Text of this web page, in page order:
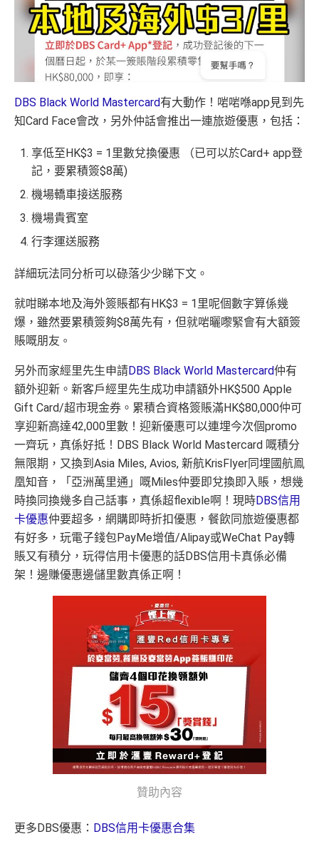
DBS Black World Mastercard有大動作！啱啱喺app見到先
知Card Face會改，另外仲話會推出一連旅遊優惠，包括：
享低至HK$3 = 1里數兌換優惠 （已可以於Card+ app登
記，要累積簽$8萬)
機場轎車接送服務
機場貴賓室
行李運送服務
詳細玩法同分析可以碌落少少睇下文。
就咁睇本地及海外簽賬都有HK$3 = 1里呢個數字算係幾
爆，雖然要累積簽夠$8萬先有，但就啱曬嚟緊會有大額簽
賬嘅朋友 。
另外而家經里先生申請DBS Black World Mastercard仲有
額外迎新。新客戶經里先生成功申請額外HK$500 Apple
Gift Card/超市現金券。累積合資格簽賬滿HK$80,000仲可
享迎新高達42,000里數！迎新優惠可以連埋今次個promo
一齊玩，真係好抵！DBS Black World Mastercard 嘅積分
無限期，又換到Asia Miles, Avios, 新航KrisFlyer同埋國航鳯
凰知音，「亞洲萬里通」嘅Miles仲要即兌換即入賬，想幾
時換同換幾多自己話事，真係超flexible啊！現時DBS信用
卡優惠仲要超多，網購即時折扣優惠，餐飲同旅遊優惠都
有好多，玩電子錢包PayMe增值/Alipay或WeChat Pay轉
賬又有積分，玩得信用卡優惠的話DBS信用卡真係必備
架！邊賺優惠邊儲里數真係正啊！
贊助內容
更多DBS優惠： DBS信用卡優惠合集